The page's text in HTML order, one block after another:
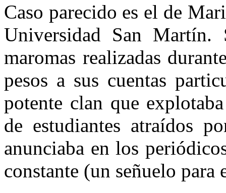
Caso parecido es el de
Universidad San
maromas realizadas
pesos a sus cuentas
potente clan que
de estudiantes atraídos
anunciaba en los
constante (un señuelo para